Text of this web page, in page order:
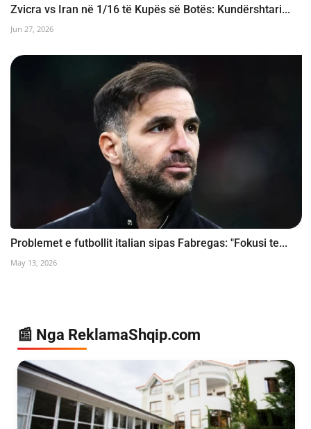
Zvicra vs Iran në 1/16 të Kupës së Botës: Kundërshtari...
Jun 27, 2026
Problemet e futbollit italian sipas Fabregas: "Fokusi te...
May 13, 2026
📰 Nga ReklamaShqip.com